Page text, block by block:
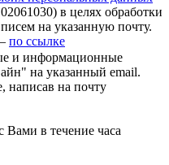
в целях обработки
на указанную почту.
по ссылке
и информационные
на указанный email.
написав на почту
в течение часа